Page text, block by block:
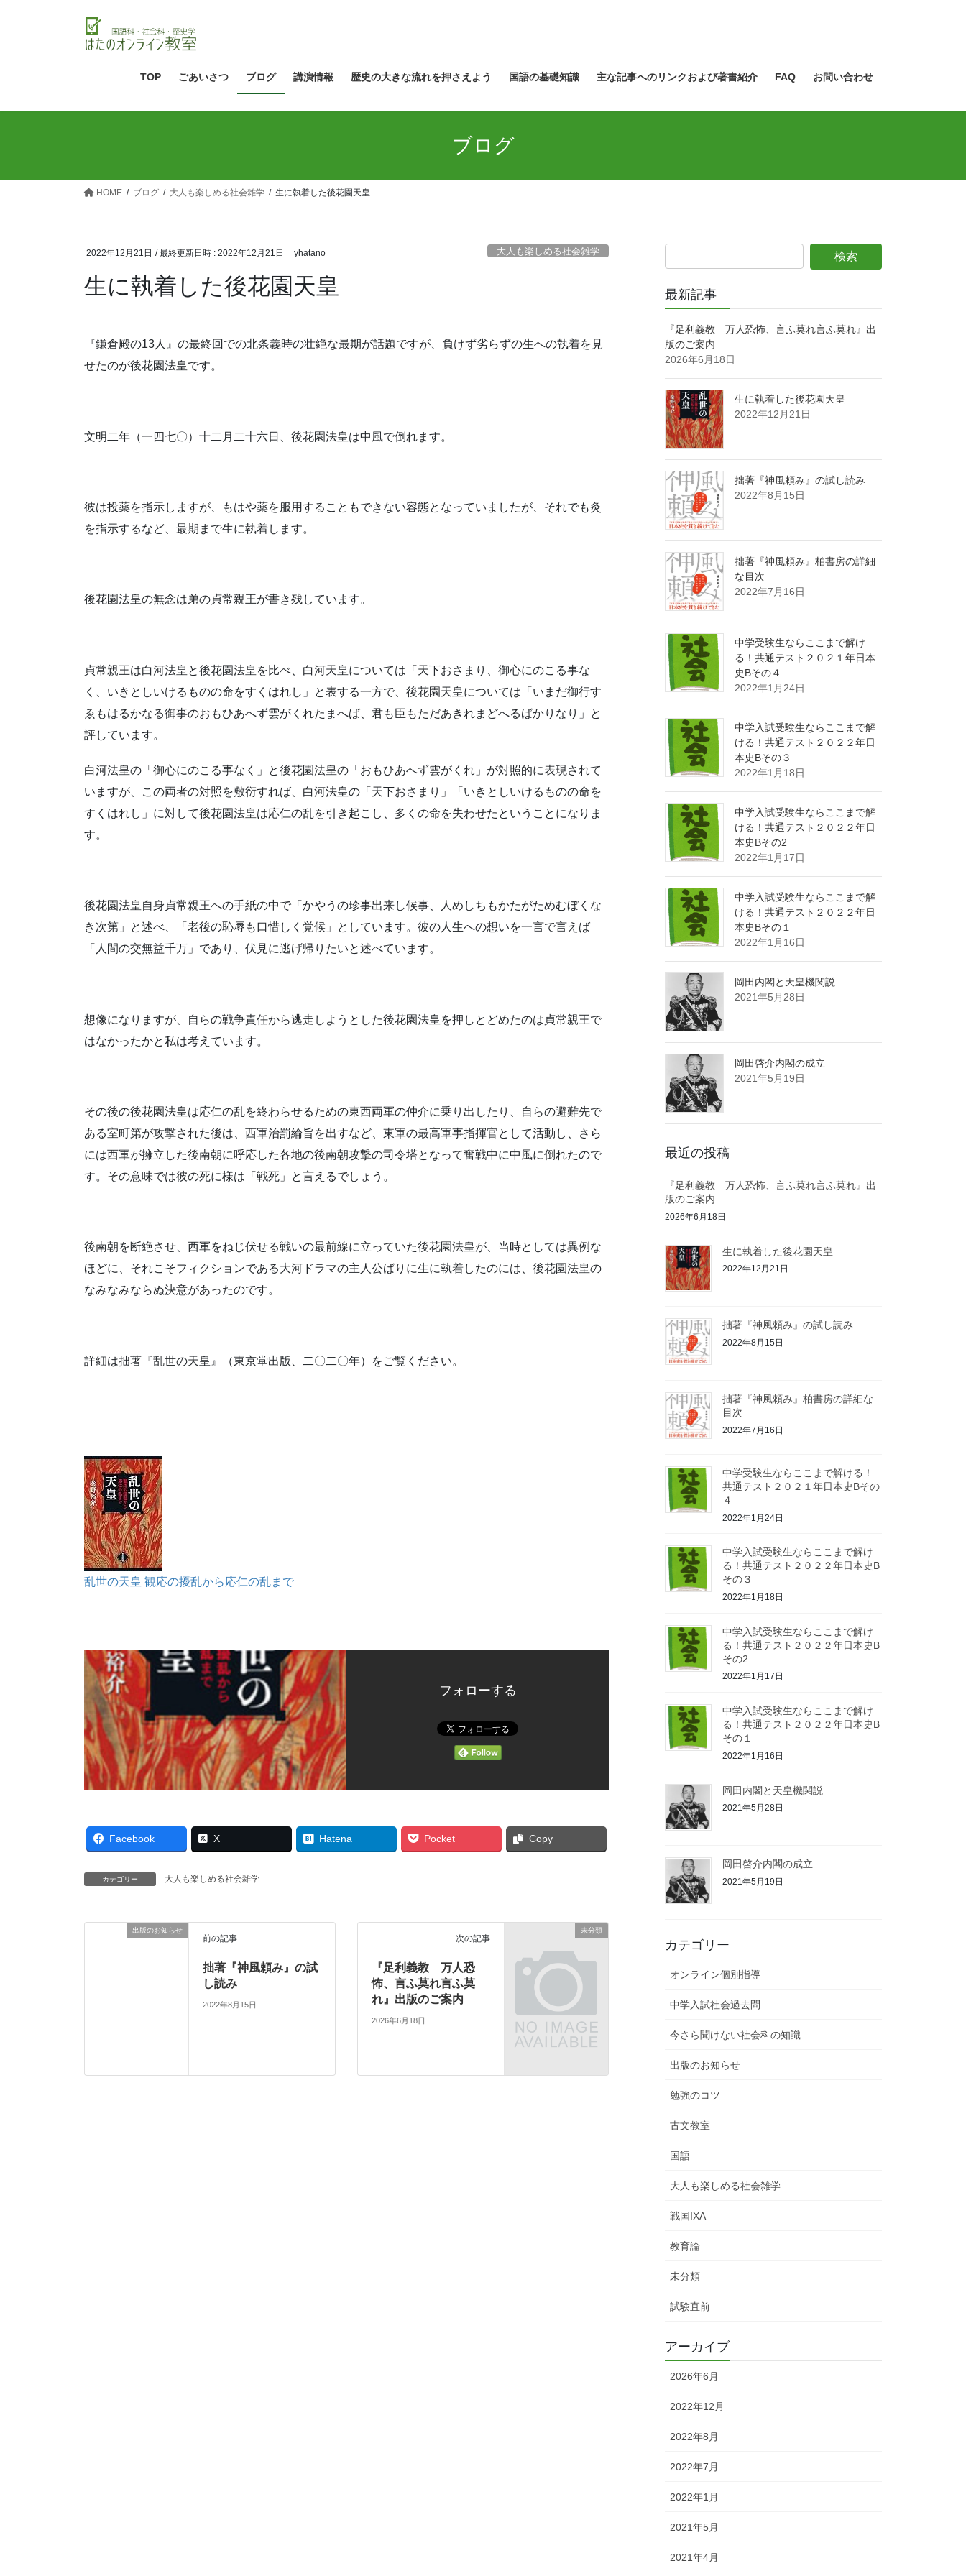
ス
ン
TOP ごあいさつ ブログ 講演情報 歴史の大きな流れを押さえよう 国語の基礎知識 主な記事へのリンクおよび著書紹介 FAQ お問い合わせ
ブログ
HOME ブログ 大人も楽しめる社会雑学 生に執着した後花園天皇
2022年12月21日 / 最終更新日時 : 2022年12月21日 yhatano 大人も楽しめる社会雑学
生に執着した後花園天皇
『鎌倉殿の13人』の最終回での北条義時の壮絶な最期が話題ですが、負けず劣らずの生への執着を見
せたのが後花園法皇です。
文明二年（一四七〇）十二月二十六日、後花園法皇は中風で倒れます。
彼は投薬を指示しますが、もはや薬を服用することもできない容態となっていましたが、それでも灸
を指示するなど、最期まで生に執着します。
後花園法皇の無念は弟の貞常親王が書き残しています。
貞常親王は白河法皇と後花園法皇を比べ、白河天皇については「天下おさまり、御心にのこる事な
く、いきとしいけるものの命をすくはれし」と表する一方で、後花園天皇については「いまだ御行す
ゑもはるかなる御事のおもひあへず雲がくれたまへば、君も臣もただあきれまどへるばかりなり」と
評しています。
白河法皇の「御心にのこる事なく」と後花園法皇の「おもひあへず雲がくれ」が対照的に表現されて
いますが、この両者の対照を敷衍すれば、白河法皇の「天下おさまり」「いきとしいけるものの命を
すくはれし」に対して後花園法皇は応仁の乱を引き起こし、多くの命を失わせたということになりま
す。
後花園法皇自身貞常親王への手紙の中で「かやうの珍事出来し候事、人めしちもかたがためむぼくな
き次第」と述べ、「老後の恥辱も口惜しく覚候」としています。彼の人生への想いを一言で言えば
「人間の交無益千万」であり、伏見に逃げ帰りたいと述べています。
想像になりますが、自らの戦争責任から逃走しようとした後花園法皇を押しとどめたのは貞常親王で
はなかったかと私は考えています。
その後の後花園法皇は応仁の乱を終わらせるための東西両軍の仲介に乗り出したり、自らの避難先で
ある室町第が攻撃された後は、西軍治罰綸旨を出すなど、東軍の最高軍事指揮官として活動し、さら
には西軍が擁立した後南朝に呼応した各地の後南朝攻撃の司令塔となって奮戦中に中風に倒れたので
す。その意味では彼の死に様は「戦死」と言えるでしょう。
後南朝を断絶させ、西軍をねじ伏せる戦いの最前線に立っていた後花園法皇が、当時としては異例な
ほどに、それこそフィクションである大河ドラマの主人公ばりに生に執着したのには、後花園法皇の
なみなみならぬ決意があったのです。
詳細は拙著『乱世の天皇』（東京堂出版、二〇二〇年）をご覧ください。
乱世の天皇 観応の擾乱から応仁の乱まで
フォローする
Facebook X Hatena Pocket Copy
カテゴリー 大人も楽しめる社会雑学
出版のお知らせ
前の記事
拙著『神風頼み』の試
し読み
2022年8月15日
未分類
次の記事
『足利義教 万人恐
怖、言ふ莫れ言ふ莫
れ』出版のご案内
2026年6月18日
最新記事
『足利義教 万人恐怖、言ふ莫れ言ふ莫れ』出
版のご案内
2026年6月18日
生に執着した後花園天皇
2022年12月21日
拙著『神風頼み』の試し読み
2022年8月15日
拙著『神風頼み』柏書房の詳細
な目次
2022年7月16日
中学受験生ならここまで解け
る！共通テスト２０２１年日本
史Bその４
2022年1月24日
中学入試受験生ならここまで解
ける！共通テスト２０２２年日
本史Bその３
2022年1月18日
中学入試受験生ならここまで解
ける！共通テスト２０２２年日
本史Bその2
2022年1月17日
中学入試受験生ならここまで解
ける！共通テスト２０２２年日
本史Bその１
2022年1月16日
岡田内閣と天皇機関説
2021年5月28日
岡田啓介内閣の成立
2021年5月19日
最近の投稿
『足利義教 万人恐怖、言ふ莫れ言ふ莫れ』出
版のご案内
2026年6月18日
生に執着した後花園天皇
2022年12月21日
拙著『神風頼み』の試し読み
2022年8月15日
拙著『神風頼み』柏書房の詳細な
目次
2022年7月16日
中学受験生ならここまで解ける！
共通テスト２０２１年日本史Bその
４
2022年1月24日
中学入試受験生ならここまで解け
る！共通テスト２０２２年日本史B
その３
2022年1月18日
中学入試受験生ならここまで解け
る！共通テスト２０２２年日本史B
その2
2022年1月17日
中学入試受験生ならここまで解け
る！共通テスト２０２２年日本史B
その１
2022年1月16日
岡田内閣と天皇機関説
2021年5月28日
岡田啓介内閣の成立
2021年5月19日
カテゴリー
オンライン個別指導
中学入試社会過去問
今さら聞けない社会科の知識
出版のお知らせ
勉強のコツ
古文教室
国語
大人も楽しめる社会雑学
戦国IXA
教育論
未分類
試験直前
アーカイブ
2026年6月
2022年12月
2022年8月
2022年7月
2022年1月
2021年5月
2021年4月